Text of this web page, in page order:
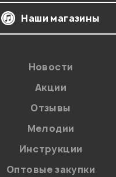
на обработку
Политикой в отношении
Наши магазины
Новости
Акции
Отзывы
Мелодии
Инструкции
Оптовые закупки